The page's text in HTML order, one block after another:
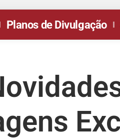
Planos de Divulgação